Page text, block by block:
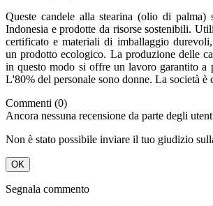
Queste candele alla stearina (olio di palma)
Indonesia e prodotte da risorse sostenibili.
certificato e materiali di imballaggio durevoli,
un prodotto ecologico. La produzione delle
in questo modo si offre un lavoro garantito a
L'80% del personale sono donne. La società
Commenti (0)
Ancora nessuna recensione da parte degli
Non è stato possibile inviare il tuo giudizio
OK
Segnala commento